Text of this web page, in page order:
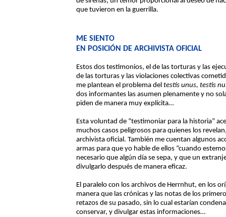
que tuvieron en la guerrilla.
ME SIENTO
EN POSICIÓN DE ARCHIVISTA OFICIAL
Estos dos testimonios, el de las torturas y las
de las torturas y las violaciones colectivas
me plantean el problema del testis unus, testis
dos informantes las asumen plenamente y no
piden de manera muy explícita…
Esta voluntad de “testimoniar para la historia”
muchos casos peligrosos para quienes los
archivista oficial. También me cuentan algunos
armas para que yo hable de ellos “cuando
necesario que algún día se sepa, y que un
divulgarlo después de manera eficaz.
El paralelo con los archivos de Herrnhut, en los
manera que las crónicas y las notas de los
retazos de su pasado, sin lo cual estarían
conservar, y divulgar estas informaciones…